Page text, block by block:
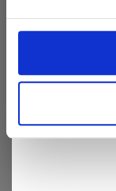
Verzenden &
Herroeping
designmeubel
Kom langs in
mooiste